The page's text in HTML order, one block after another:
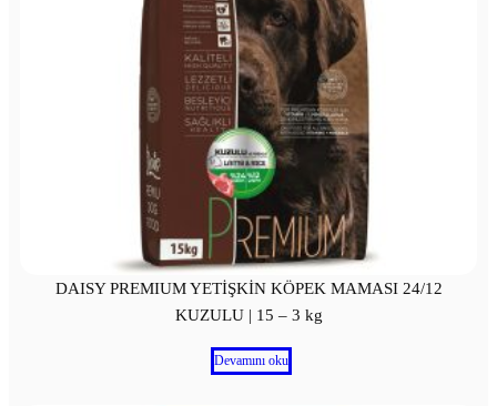
DAISY PREMIUM YETİŞKİN KÖPEK MAMASI 24/12
KUZULU | 15 – 3 kg
Devamını oku